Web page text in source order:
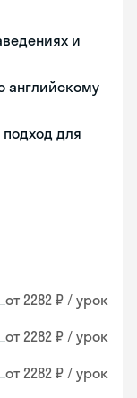
и
английскому
для
от 2282 ₽ / урок
от 2282 ₽ / урок
от 2282 ₽ / урок